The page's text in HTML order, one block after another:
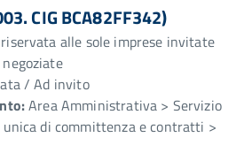
CIG BCA82FF342)
alle sole imprese invitate
/ Ad invito
Area Amministrativa > Servizio
di committenza e contratti >